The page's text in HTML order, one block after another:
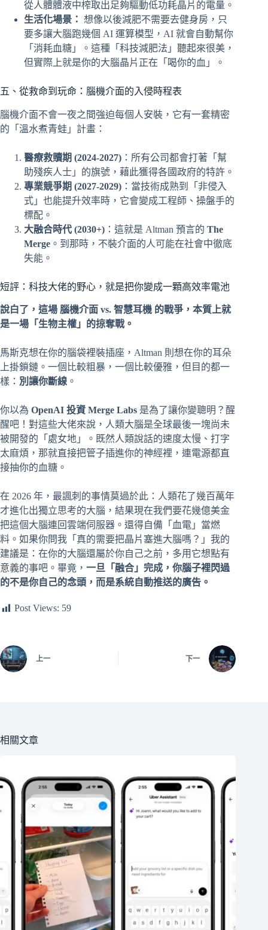
從人體體液中榨取出足夠驅動低功耗晶片的電量。
生活化場景： 想像以後減肥不需要去健身房，只
要多讓大腦跑幾個 AI 運算模型，AI 就會自動幫你
「消耗血糖」。這種「科技減肥法」聽起來很美，
但實際上就是你的大腦晶片正在「喝你的血」。
五、從救命到玩命：腦機介面的入侵時程表
腦機介面不會一夜之間強迫每個人安裝，它有一套精密
的「溫水煮青蛙」計畫：
醫療救贖期 (2024-2027) ：所有公司都會打著「幫
助殘疾人士」的旗號，藉此獲得各國政府的特許。
專業競爭期 (2027-2029) ：當技術成熟到「非侵入
式」也能提升效率時，它會變成工程師、操盤手的
標配。
大融合時代 (2030+) ：這就是 Altman 預言的 The
Merge 。到那時，不裝介面的人可能在社會中徹底
失能。
短評：科技大佬的野心，就是把你變成一顆高效率電池
說白了，這場 腦機介面 vs. 智慧耳機 的戰爭，本質上就
是一場「生物主權」的掠奪戰。
馬斯克想在你的腦袋裡裝插座，Altman 則想在你的耳朵
上掛鎖鏈。一個比較粗暴，一個比較優雅，但目的都一
樣： 別讓你斷線 。
你以為 OpenAI 投資 Merge Labs 是為了讓你變聰明？醒
醒吧！對這些大佬來說，人類大腦是全球最後一塊尚未
被開發的「處女地」。既然人類說話的速度太慢、打字
太麻煩，那就直接把管子插進你的神經裡，連電源都直
接抽你的血糖。
在 2026 年，最諷刺的事情莫過於此：人類花了幾百萬年
才進化出獨立思考的大腦，結果現在我們要花幾億美金
把這個大腦連回雲端伺服器。還得自備「血電」當燃
料。如果你問我「真的需要把晶片塞進大腦嗎？」我的
建議是：在你的大腦還屬於你自己之前，多用它想點有
意義的事吧。畢竟， 一旦「融合」完成，你腦子裡閃過
的不是你自己的念頭，而是系統自動推送的廣告。
Post Views: 59
上一 下一
相關文章